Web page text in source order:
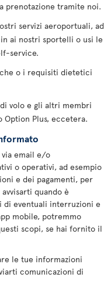
prenotazione tramite noi.
servizi aeroportuali, ad
ai nostri sportelli o usi le
service.
o i requisiti dietetici
volo e gli altri membri
Option Plus, eccetera.
email e/o
o operativi, ad esempio
e dei pagamenti, per
quando è
eventuali interruzioni e
mobile, potremmo
scopi, se hai fornito il
le tue informazioni
comunicazioni di